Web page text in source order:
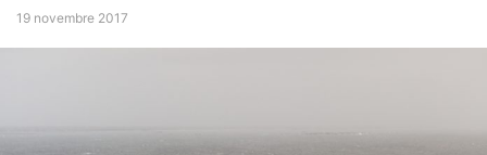
19 novembre 2017